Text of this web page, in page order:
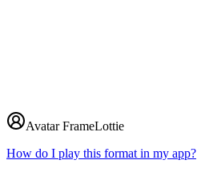
Avatar FrameLottie
How do I play this format in my app?